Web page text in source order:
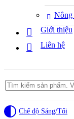
Nông
Giới thiệu
Liên hệ
Search
for...
Chế độ Sáng/Tối